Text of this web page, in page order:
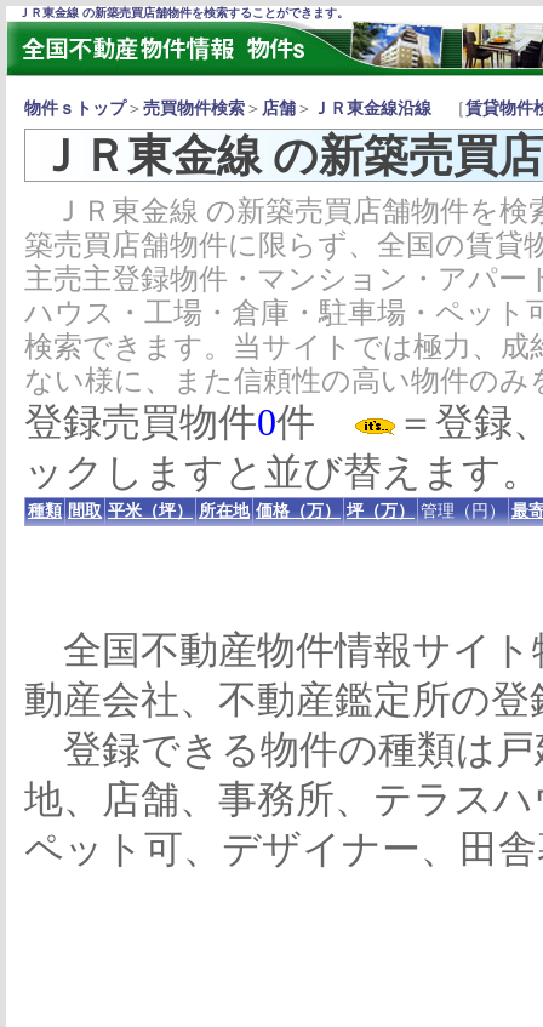
ＪＲ東金線 の新築売買店舗物件を検索することができます。
物件ｓトップ＞ 売買物件検索 ＞ 店舗 ＞ ＪＲ東金線沿線 ［賃貸物件
ＪＲ東金線 の新築売買
ＪＲ東金線 の新築売買店舗物件を
築売買店舗物件に限らず、全国の賃貸
主売主登録物件・マンション・アパ
ハウス・工場・倉庫・駐車場・ペッ
検索できます。当サイトでは極力、
ない様に、また信頼性の高い物件の
登録売買物件0件
＝登録
ックしますと並び替えます。
種類 間取 平米（坪） 所在地 価格（万） 坪（万） 管理（円） 最
全国不動産物件情報サイト
動産会社、不動産鑑定所の
登録できる物件の種類は
地、店舗、事務所、テラス
ペット可、デザイナー、田